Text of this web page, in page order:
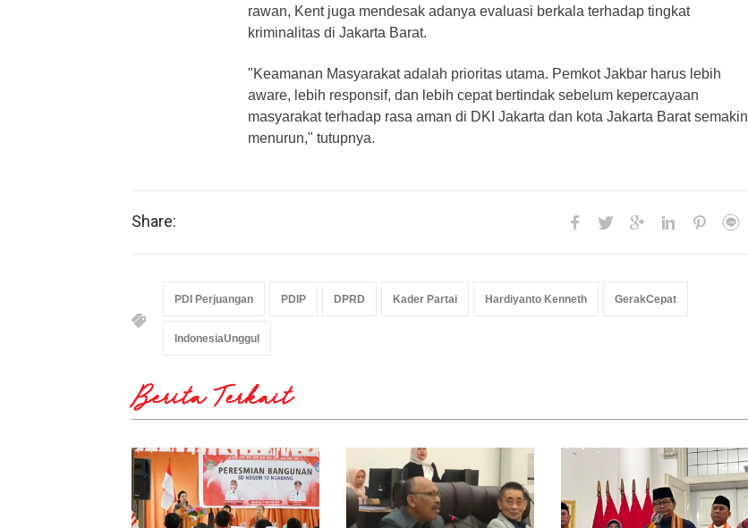
rawan, Kent juga mendesak adanya evaluasi berkala terhadap tingkat
kriminalitas di Jakarta Barat.
"Keamanan Masyarakat adalah prioritas utama. Pemkot Jakbar harus lebih
aware, lebih responsif, dan lebih cepat bertindak sebelum kepercayaan
masyarakat terhadap rasa aman di DKI Jakarta dan kota Jakarta Barat semakin
menurun," tutupnya.
Share:
PDI Perjuangan PDIP DPRD Kader Partai Hardiyanto Kenneth GerakCepat
IndonesiaUnggul
Berita Terkait